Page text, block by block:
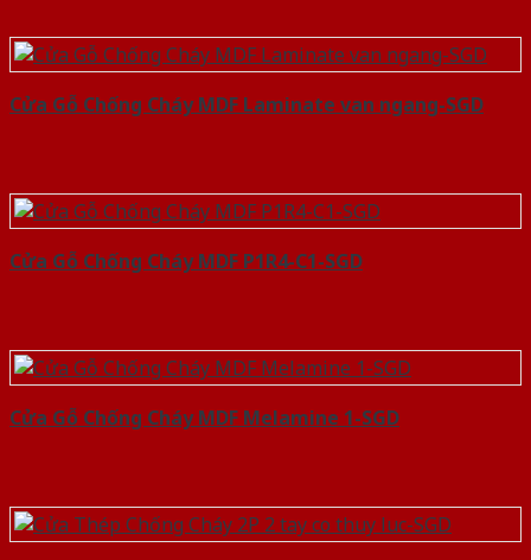
Cửa Gỗ Chống Cháy MDF Laminate van ngang-SGD
Cửa Gỗ Chống Cháy MDF P1R4-C1-SGD
Cửa Gỗ Chống Cháy MDF Melamine 1-SGD